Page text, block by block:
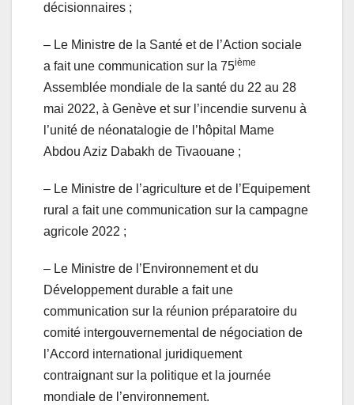
décisionnaires ;
– Le Ministre de la Santé et de l’Action sociale
a fait une communication sur la 75ième
Assemblée mondiale de la santé du 22 au 28
mai 2022, à Genève et sur l’incendie survenu à
l’unité de néonatalogie de l’hôpital Mame
Abdou Aziz Dabakh de Tivaouane ;
– Le Ministre de l’agriculture et de l’Equipement
rural a fait une communication sur la campagne
agricole 2022 ;
– Le Ministre de l’Environnement et du
Développement durable a fait une
communication sur la réunion préparatoire du
comité intergouvernemental de négociation de
l’Accord international juridiquement
contraignant sur la politique et la journée
mondiale de l’environnement.